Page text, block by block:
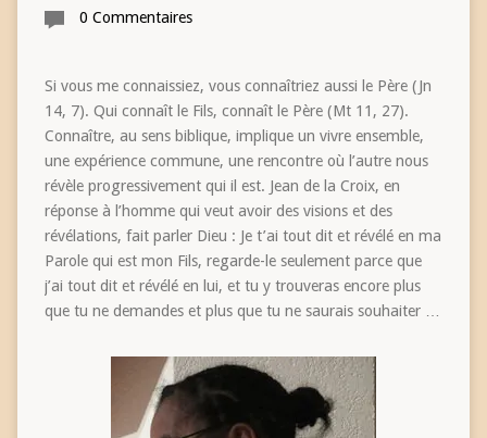
0 Commentaires
Si vous me connaissiez, vous connaîtriez aussi le Père (Jn
14, 7). Qui connaît le Fils, connaît le Père (Mt 11, 27).
Connaître, au sens biblique, implique un vivre ensemble,
une expérience commune, une rencontre où l’autre nous
révèle progressivement qui il est. Jean de la Croix, en
réponse à l’homme qui veut avoir des visions et des
révélations, fait parler Dieu : Je t’ai tout dit et révélé en ma
Parole qui est mon Fils, regarde-le seulement parce que
j’ai tout dit et révélé en lui, et tu y trouveras encore plus
que tu ne demandes et plus que tu ne saurais souhaiter …